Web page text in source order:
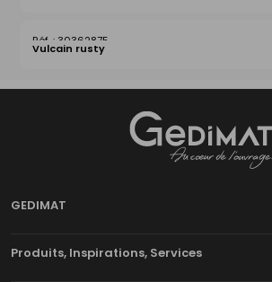
30362875
Vulcain rusty
GEDIMAT
Produits, Inspirations, Services